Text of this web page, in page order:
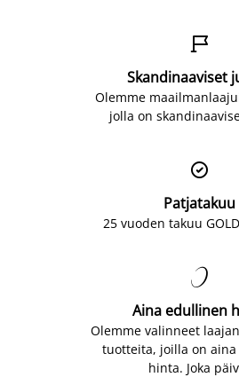

Skandinaaviset
Olemme
jolla on

Patjatakuu
25 vuoden takuu

Aina edullinen
Olemme valinneet
tuotteita, joilla on
hinta. Joka